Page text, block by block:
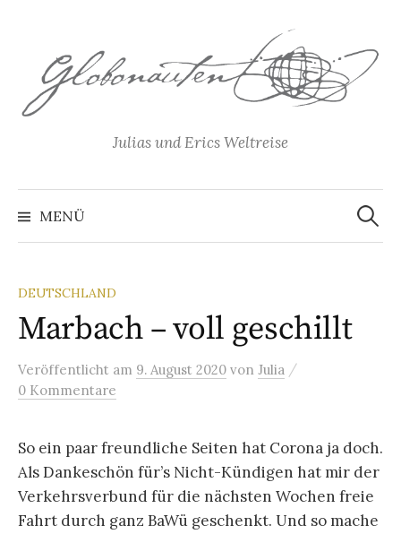
Inhalt
Julias und Erics Weltreise
MENÜ
Suchen
nach:
DEUTSCHLAND
Marbach – voll geschillt
Veröffentlicht am 9. August 2020 von Julia /
0 Kommentare
So ein paar freundliche Seiten hat Corona ja doch.
Als Dankeschön für’s Nicht-Kündigen hat mir der
Verkehrsverbund für die nächsten Wochen freie
Fahrt durch ganz BaWü geschenkt. Und so mache